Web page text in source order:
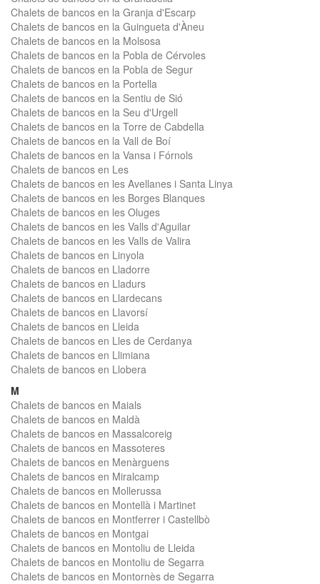
Chalets de bancos en la Granja d'Escarp
Chalets de bancos en la Guingueta d'Àneu
Chalets de bancos en la Molsosa
Chalets de bancos en la Pobla de Cérvoles
Chalets de bancos en la Pobla de Segur
Chalets de bancos en la Portella
Chalets de bancos en la Sentiu de Sió
Chalets de bancos en la Seu d'Urgell
Chalets de bancos en la Torre de Cabdella
Chalets de bancos en la Vall de Boí
Chalets de bancos en la Vansa i Fórnols
Chalets de bancos en Les
Chalets de bancos en les Avellanes i Santa Linya
Chalets de bancos en les Borges Blanques
Chalets de bancos en les Oluges
Chalets de bancos en les Valls d'Aguilar
Chalets de bancos en les Valls de Valira
Chalets de bancos en Linyola
Chalets de bancos en Lladorre
Chalets de bancos en Lladurs
Chalets de bancos en Llardecans
Chalets de bancos en Llavorsí
Chalets de bancos en Lleida
Chalets de bancos en Lles de Cerdanya
Chalets de bancos en Llimiana
Chalets de bancos en Llobera
M
Chalets de bancos en Maials
Chalets de bancos en Maldà
Chalets de bancos en Massalcoreig
Chalets de bancos en Massoteres
Chalets de bancos en Menàrguens
Chalets de bancos en Miralcamp
Chalets de bancos en Mollerussa
Chalets de bancos en Montellà i Martinet
Chalets de bancos en Montferrer i Castellbò
Chalets de bancos en Montgai
Chalets de bancos en Montoliu de Lleida
Chalets de bancos en Montoliu de Segarra
Chalets de bancos en Montornès de Segarra